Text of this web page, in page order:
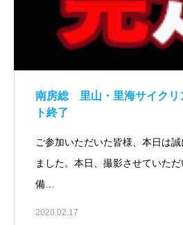
南房総 里山・里海サイク
ト終了
ご参加いただいた皆様、本日は
ました。本日、撮影させていた
備…
2020.02.17